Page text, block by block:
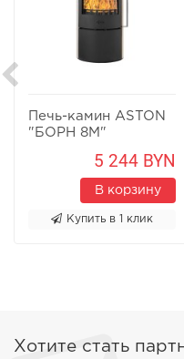
Печь-камин ASTON
"БОРН 8М"
5 244 BYN
В корзину
Купить в 1 клик
Хотите стать